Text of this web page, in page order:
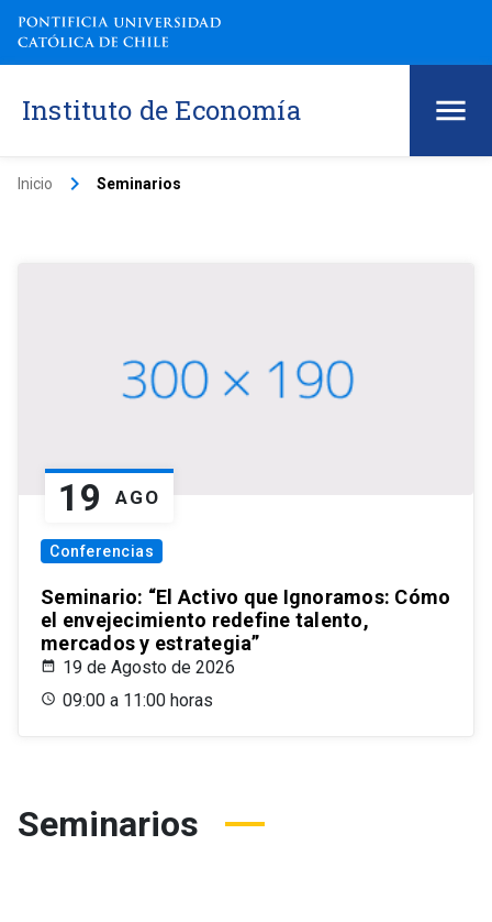
Instituto de Economía
Inicio keyboard_arrow_right Seminarios
19 AGO
Conferencias
Seminario: “El Activo que Ignoramos: Cómo
el envejecimiento redefine talento,
mercados y estrategia”
19 de Agosto de 2026
09:00 a 11:00 horas
Seminarios